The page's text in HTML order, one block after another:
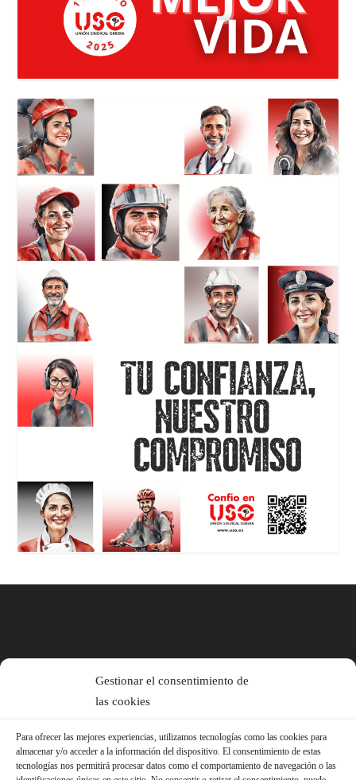
Gestionar el consentimiento de
las cookies
Para ofrecer las mejores experiencias, utilizamos tecnologías como las cookies para
almacenar y/o acceder a la información del dispositivo. El consentimiento de estas
tecnologías nos permitirá procesar datos como el comportamiento de navegación o las